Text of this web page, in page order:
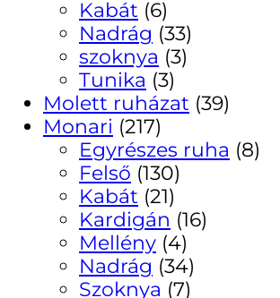
Kabát (6)
Nadrág (33)
szoknya (3)
Tunika (3)
Molett ruházat (39)
Monari (217)
Egyrészes ruha (8)
Felső (130)
Kabát (21)
Kardigán (16)
Mellény (4)
Nadrág (34)
Szoknya (7)